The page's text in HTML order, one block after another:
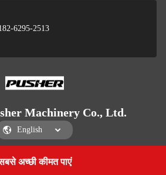
अच्छी कीमत पाएं
6295-2513
Machinery Co., Ltd.
Pusher Machinery Co., Ltd.Get a Quote